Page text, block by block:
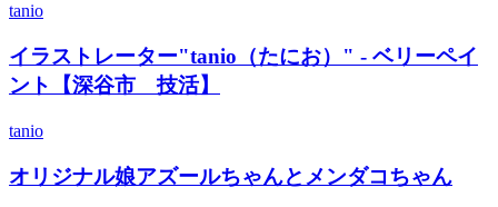
tanio
イラストレーター"tanio（たにお）" - ベリーペイ
ント【深谷市 技活】
tanio
オリジナル娘アズールちゃんとメンダコちゃん